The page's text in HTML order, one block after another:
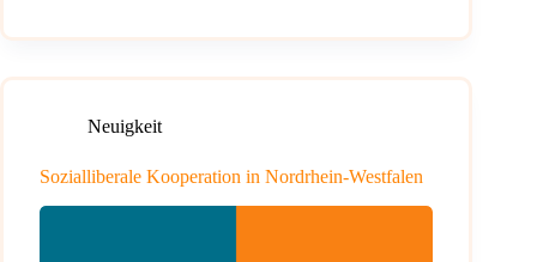
Neuigkeit
Sozialliberale Kooperation in Nordrhein-Westfalen